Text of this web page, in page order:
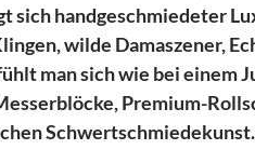
sich handgeschmiedeter
wilde Damaszener,
man sich wie bei einem
Premium-